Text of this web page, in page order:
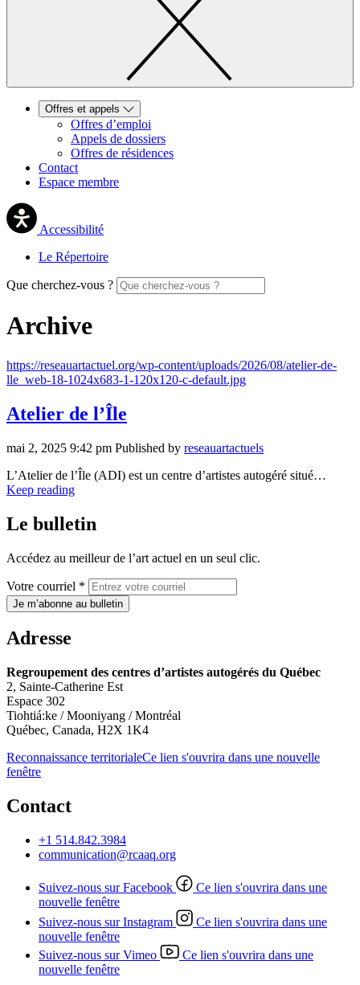
Offres et appels
Offres d’emploi
Appels de dossiers
Offres de résidences
Contact
Espace membre
Accessibilité
Le Répertoire
Que cherchez-vous ?
Archive
https://reseauartactuel.org/wp-content/uploads/2026/08/atelier-de-
lle_web-18-1024x683-1-120x120-c-default.jpg
Atelier de l’Île
mai 2, 2025 9:42 pm Published by reseauartactuels
L’Atelier de l’Île (ADI) est un centre d’artistes autogéré situé…
Keep reading
Le bulletin
Accédez au meilleur de l’art actuel en un seul clic.
Votre courriel *
Je m’abonne au bulletin
Adresse
Regroupement des centres d’artistes autogérés du Québec
2, Sainte-Catherine Est
Espace 302
Tiohtiá:ke / Mooniyang / Montréal
Québec, Canada, H2X 1K4
Reconnaissance territorialeCe lien s'ouvrira dans une nouvelle
fenêtre
Contact
+1 514.842.3984
communication@rcaaq.org
Suivez-nous sur Facebook
Ce lien s'ouvrira dans une
nouvelle fenêtre
Suivez-nous sur Instagram
Ce lien s'ouvrira dans une
nouvelle fenêtre
Suivez-nous sur Vimeo
Ce lien s'ouvrira dans une
nouvelle fenêtre